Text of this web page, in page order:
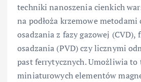
techniki nanoszenia cienkich
na podłoża krzemowe metodami
osadzania z fazy gazowej (CVD),
osadzania (PVD) czy licznymi
past ferrytycznych. Umożliwia
miniaturowych elementów